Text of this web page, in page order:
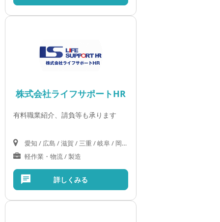
株式会社ライフサポートHR
有料職業紹介、請負等も承ります
愛知 / 広島 / 滋賀 / 三重 / 岐阜 / 岡山 / 山口 / 島根
軽作業・物流 / 製造
詳しくみる